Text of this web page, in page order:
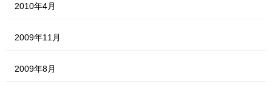
2010年4月
2009年11月
2009年8月